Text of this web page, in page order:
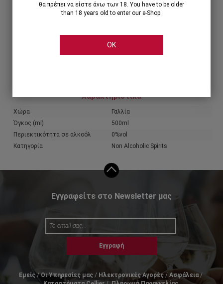
Χαρακτηριστικά
Χώρα
Γαλλία
Όγκος (ml)
500ml
Περιεκτικότητα σε αλκοόλ
0%vol
Κατηγορία
Non Alcoholic Spirits
Εγγραφείτε στο Newsletter μας
Εγγραφή
Εμείς Οι Υπηρεσίες μας Ηλεκτρονικές Αγορές
Ασφάλεια
θα πρέπει να είστε άνω των 18. You have to be older
than 18 years old to enter our e-Shop.
OK